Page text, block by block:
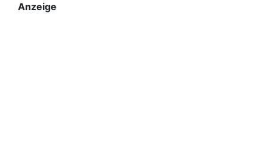
Anzeige